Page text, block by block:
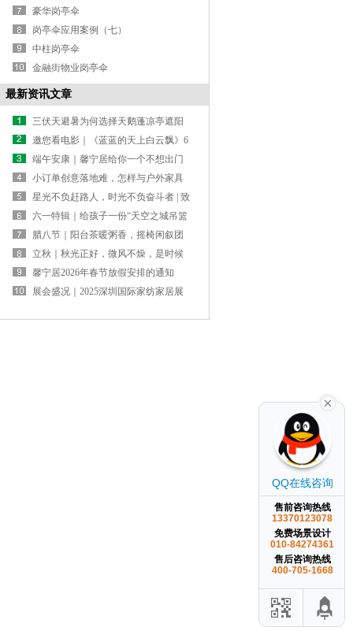
豪华岗亭伞
岗亭伞应用案例（七）
中柱岗亭伞
金融街物业岗亭伞
最新资讯文章
三伏天避暑为何选择天鹅蓬凉亭遮阳
避暑
邀您看电影｜《蓝蓝的天上白云飘》6
月30日全国公映，馨宁居萨纳营地的
草原生活首登大银幕
端午安康｜馨宁居给你一个不想出门
的理由
小订单创意落地难，怎样与户外家具
源头工厂合作？
星光不负赶路人，时光不负奋斗者 | 致
2026届高考生
六一特辑｜给孩子一份“天空之城吊篮
礼物”
腊八节｜阳台茶暖粥香，摇椅闲叙团
圆
立秋｜秋光正好，微风不燥，是时候
给庭院换一套“秋装”了
馨宁居2026年春节放假安排的通知
展会盛况｜2025深圳国际家纺家居展
QQ在线咨询
售前咨询热线
13370123078
免费场景设计
010-84274361
售后咨询热线
400-705-1668